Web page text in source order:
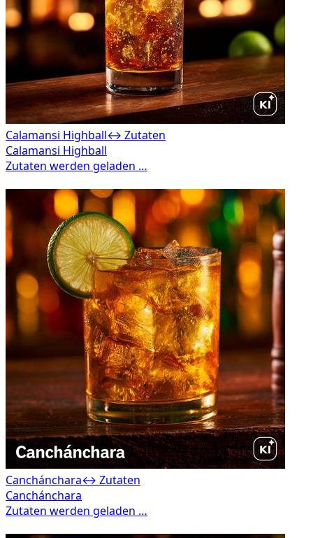
Calamansi Highball↔ Zutaten
Canchánchara↔ Zutaten